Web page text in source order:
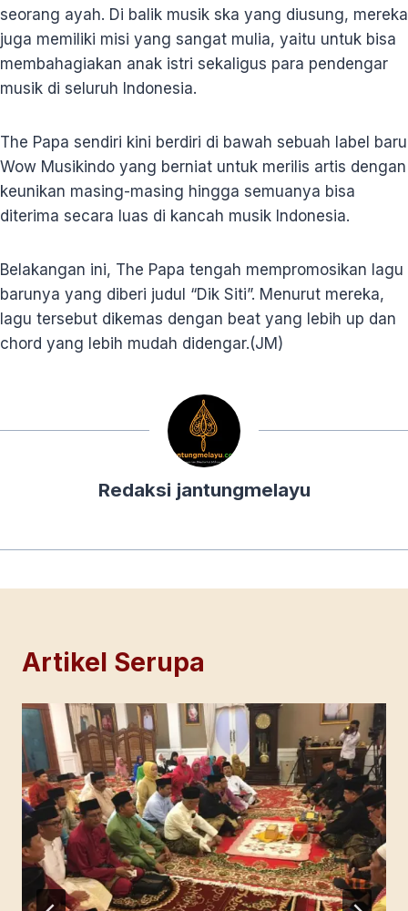
seorang ayah. Di balik musik ska yang diusung, mereka
juga memiliki misi yang sangat mulia, yaitu untuk bisa
membahagiakan anak istri sekaligus para pendengar
musik di seluruh Indonesia.
The Papa sendiri kini berdiri di bawah sebuah label baru
Wow Musikindo yang berniat untuk merilis artis dengan
keunikan masing-masing hingga semuanya bisa
diterima secara luas di kancah musik Indonesia.
Belakangan ini, The Papa tengah mempromosikan lagu
barunya yang diberi judul “Dik Siti”. Menurut mereka,
lagu tersebut dikemas dengan beat yang lebih up dan
chord yang lebih mudah didengar.(JM)
Redaksi jantungmelayu
Artikel Serupa